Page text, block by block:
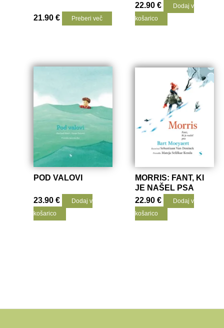
21.90€ Preberi več
22.90€
Dodaj v
košarico
POD VALOVI
23.90€
Dodaj v
košarico
MORRIS: FANT, KI
JE NAŠEL PSA
22.90€
Dodaj v
košarico